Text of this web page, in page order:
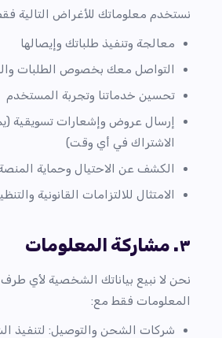
نستخدم معلوماتك للأغراض التالية
معالجة وتنفيذ طلباتك وإيصالها
التواصل معك بخصوص الطلبات
تحسين خدماتنا وتجربة المستخدم
إرسال عروض وإشعارات تسويقية
الاشتراك في أي وقت)
الكشف عن الاحتيال وحماية
الامتثال للالتزامات القانونية
٣. مشاركة المعلومات
نحن لا نبيع بياناتك الشخصية لأي
المعلومات فقط مع:
شركات الشحن والتوصيل: لتنفيذ